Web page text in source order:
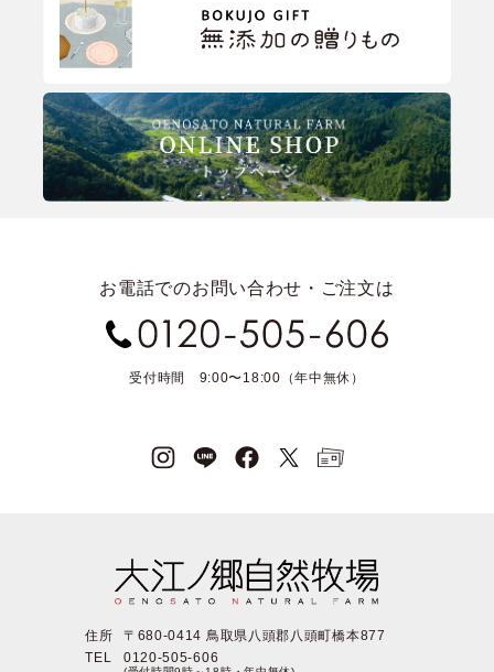
お電話でのお問い合わせ・ご注文は
受付時間 9:00〜18:00（年中無休）
住所
〒680-0414 鳥取県八頭郡八頭町橋本877
TEL
0120-505-606